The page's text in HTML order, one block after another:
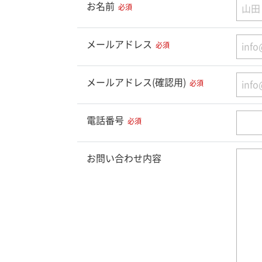
お名前 必須
メールアドレス 必須
メールアドレス(確認用) 必須
電話番号 必須
お問い合わせ内容